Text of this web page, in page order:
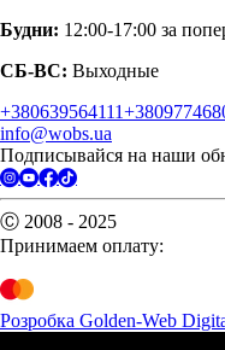
Будни: 12:00-17:00 за
СБ-ВС: Выходные
+380639564111
info@wobs.ua
Подписывайся на наши
Ⓒ 2008 - 2025
Принимаем оплату:
Розробка Golden-Web